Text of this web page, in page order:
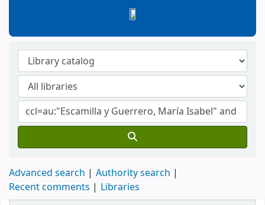
Advanced search
Authority search
Recent comments
Libraries